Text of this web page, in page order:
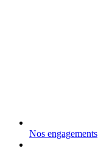
Nos engagements